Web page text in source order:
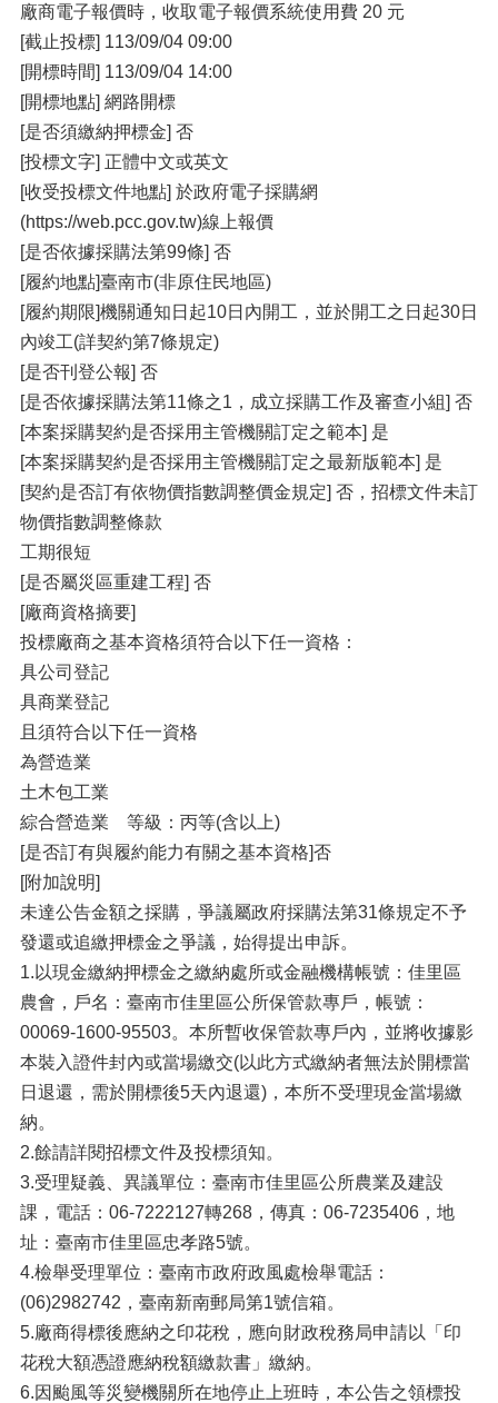
廠商電子報價時，收取電子報價系統使用費 20 元
[截止投標] 113/09/04 09:00
[開標時間] 113/09/04 14:00
[開標地點] 網路開標
[是否須繳納押標金] 否
[投標文字] 正體中文或英文
[收受投標文件地點] 於政府電子採購網
(https://web.pcc.gov.tw)線上報價
[是否依據採購法第99條] 否
[履約地點]臺南市(非原住民地區)
[履約期限]機關通知日起10日內開工，並於開工之日起30日
內竣工(詳契約第7條規定)
[是否刊登公報] 否
[是否依據採購法第11條之1，成立採購工作及審查小組] 否
[本案採購契約是否採用主管機關訂定之範本] 是
[本案採購契約是否採用主管機關訂定之最新版範本] 是
[契約是否訂有依物價指數調整價金規定] 否，招標文件未訂
物價指數調整條款
工期很短
[是否屬災區重建工程] 否
[廠商資格摘要]
投標廠商之基本資格須符合以下任一資格：
具公司登記
具商業登記
且須符合以下任一資格
為營造業
土木包工業
綜合營造業 等級：丙等(含以上)
[是否訂有與履約能力有關之基本資格]否
[附加說明]
未達公告金額之採購，爭議屬政府採購法第31條規定不予
發還或追繳押標金之爭議，始得提出申訴。
1.以現金繳納押標金之繳納處所或金融機構帳號：佳里區
農會，戶名：臺南市佳里區公所保管款專戶，帳號：
00069-1600-95503。本所暫收保管款專戶內，並將收據影
本裝入證件封內或當場繳交(以此方式繳納者無法於開標當
日退還，需於開標後5天內退還)，本所不受理現金當場繳
納。
2.餘請詳閱招標文件及投標須知。
3.受理疑義、異議單位：臺南市佳里區公所農業及建設
課，電話：06-7222127轉268，傳真：06-7235406，地
址：臺南市佳里區忠孝路5號。
4.檢舉受理單位：臺南市政府政風處檢舉電話：
(06)2982742，臺南新南郵局第1號信箱。
5.廠商得標後應納之印花稅，應向財政稅務局申請以「印
花稅大額憑證應納稅額繳款書」繳納。
6.因颱風等災變機關所在地停止上班時，本公告之領標投